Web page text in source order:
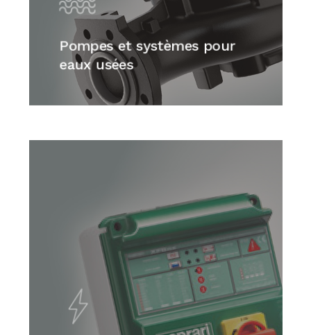
Pompes et systèmes pour
eaux usées